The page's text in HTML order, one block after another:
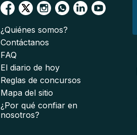
¿Quiénes somos?
Contáctanos
FAQ
El diario de hoy
Reglas de concursos
Mapa del sitio
¿Por qué confiar en
nosotros?